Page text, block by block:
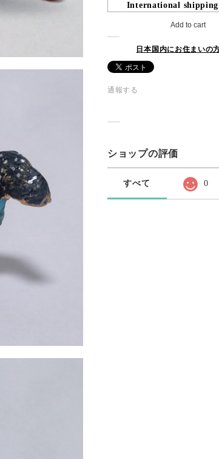
International
Add to cart
日本国内にお住まいの
通報する
ショップの評価
すべて 0